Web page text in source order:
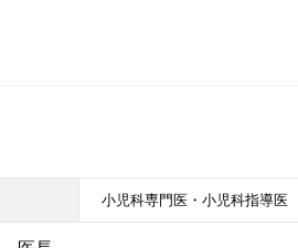
小児科専門医・小児科指導医